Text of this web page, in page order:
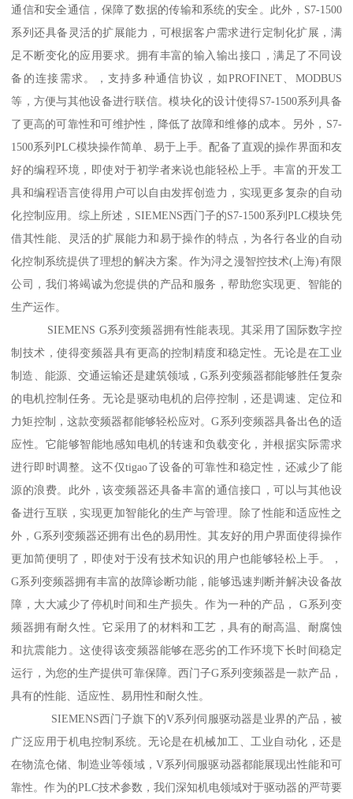
通信和安全通信，保障了数据的传输和系统的安全。此外，S7-1500
系列还具备灵活的扩展能力，可根据客户需求进行定制化扩展，满
足不断变化的应用要求。拥有丰富的输入输出接口，满足了不同设
备的连接需求。，支持多种通信协议，如PROFINET、MODBUS
等，方便与其他设备进行联信。模块化的设计使得S7-1500系列具备
了更高的可靠性和可维护性，降低了故障和维修的成本。另外，S7-
1500系列PLC模块操作简单、易于上手。配备了直观的操作界面和友
好的编程环境，即使对于初学者来说也能轻松上手。丰富的开发工
具和编程语言使得用户可以自由发挥创造力，实现更多复杂的自动
化控制应用。综上所述，SIEMENS西门子的S7-1500系列PLC模块凭
借其性能、灵活的扩展能力和易于操作的特点，为各行各业的自动
化控制系统提供了理想的解决方案。作为浔之漫智控技术(上海)有限
公司，我们将竭诚为您提供的产品和服务，帮助您实现更、智能的
生产运作。
SIEMENS G系列变频器拥有性能表现。其采用了国际数字控
制技术，使得变频器具有更高的控制精度和稳定性。无论是在工业
制造、能源、交通运输还是建筑领域，G系列变频器都能够胜任复杂
的电机控制任务。无论是驱动电机的启停控制，还是调速、定位和
力矩控制，这款变频器都能够轻松应对。G系列变频器具备出色的适
应性。它能够智能地感知电机的转速和负载变化，并根据实际需求
进行即时调整。这不仅tigao了设备的可靠性和稳定性，还减少了能
源的浪费。此外，该变频器还具备丰富的通信接口，可以与其他设
备进行互联，实现更加智能化的生产与管理。除了性能和适应性之
外，G系列变频器还拥有出色的易用性。其友好的用户界面使得操作
更加简便明了，即使对于没有技术知识的用户也能够轻松上手。，
G系列变频器拥有丰富的故障诊断功能，能够迅速判断并解决设备故
障，大大减少了停机时间和生产损失。作为一种的产品， G系列变
频器拥有耐久性。它采用了的材料和工艺，具有的耐高温、耐腐蚀
和抗震能力。这使得该变频器能够在恶劣的工作环境下长时间稳定
运行，为您的生产提供可靠保障。西门子G系列变频器是一款产品，
具有的性能、适应性、易用性和耐久性。
SIEMENS西门子旗下的V系列伺服驱动器是业界的产品，被
广泛应用于机电控制系统。无论是在机械加工、工业自动化，还是
在物流仓储、制造业等领域，V系列伺服驱动器都能展现出性能和可
靠性。作为的PLC技术参数，我们深知机电领域对于驱动器的严苛要